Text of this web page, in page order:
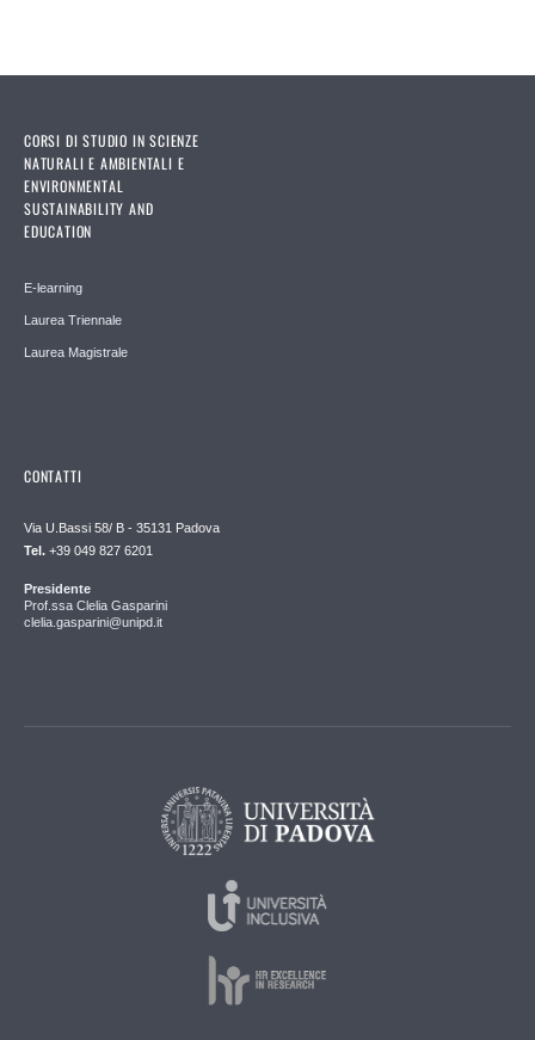
CORSI DI STUDIO IN SCIENZE
NATURALI E AMBIENTALI E
ENVIRONMENTAL
SUSTAINABILITY AND
EDUCATION
E-learning
Laurea Triennale
Laurea Magistrale
CONTATTI
Via U.Bassi 58/ B - 35131 Padova
Tel. +39 049 827 6201
Presidente
Prof.ssa Clelia Gasparini
clelia.gasparini@unipd.it